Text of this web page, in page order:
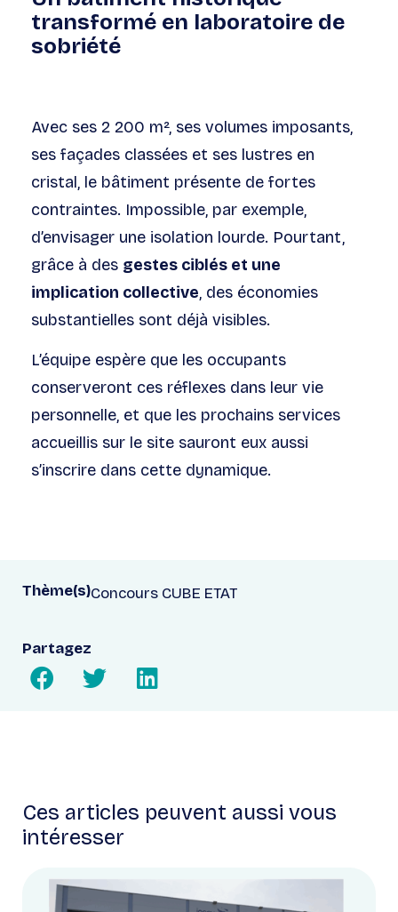
transformé en laboratoire de
sobriété
Avec ses 2 200 m², ses volumes imposants,
ses façades classées et ses lustres en
cristal, le bâtiment présente de fortes
contraintes. Impossible, par exemple,
d’envisager une isolation lourde. Pourtant,
grâce à des gestes ciblés et une
implication collective, des économies
substantielles sont déjà visibles.
L’équipe espère que les occupants
conserveront ces réflexes dans leur vie
personnelle, et que les prochains services
accueillis sur le site sauront eux aussi
s’inscrire dans cette dynamique.
Thème(s)Concours CUBE ETAT
Partagez
Ces articles peuvent aussi vous
intéresser